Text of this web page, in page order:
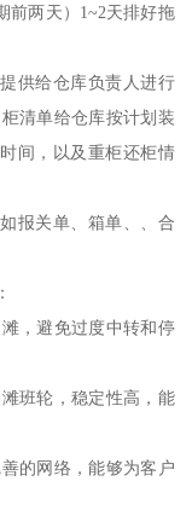
前两天）1~2天排好拖
供给仓库负责人进行
清单给仓库按计划装
间，以及重柜还柜情
报关单、箱单、、合
，避免过度中转和停
班轮，稳定性高，能
的网络，能够为客户